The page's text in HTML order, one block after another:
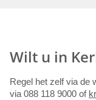
Wilt u in
Regel het zelf via de
via 088 118 9000 of